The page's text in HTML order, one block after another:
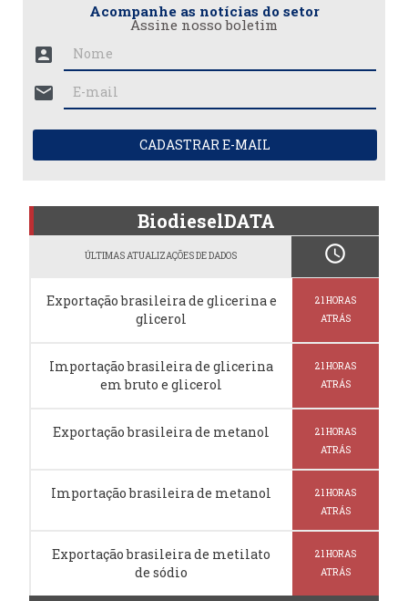
Acompanhe as notícias do setor
Assine nosso boletim
account_box
mail
CADASTRAR E-MAIL
BiodieselDATA
ÚLTIMAS ATUALIZAÇÕES DE DADOS schedule
Exportação brasileira de glicerina e
glicerol
21 HORAS
ATRÁS
Importação brasileira de glicerina
em bruto e glicerol
21 HORAS
ATRÁS
Exportação brasileira de metanol
21 HORAS
ATRÁS
Importação brasileira de metanol
21 HORAS
ATRÁS
Exportação brasileira de metilato
de sódio
21 HORAS
ATRÁS